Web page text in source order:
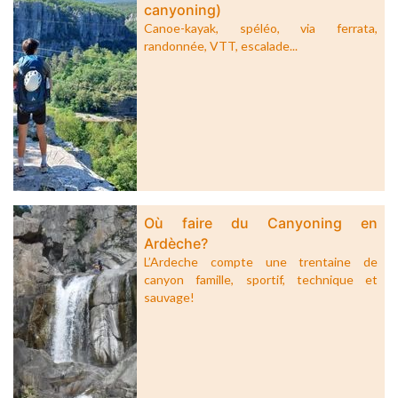
canyoning)
Canoe-kayak, spéléo, via ferrata,
randonnée, VTT, escalade...
Où faire du Canyoning en
Ardèche?
L’Ardeche compte une trentaine de
canyon famille, sportif, technique et
sauvage!